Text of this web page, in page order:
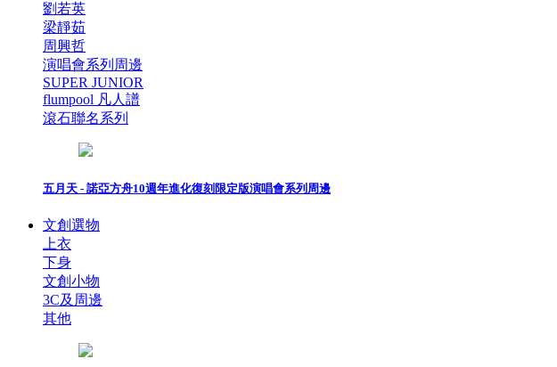
劉若英
梁靜茹
周興哲
演唱會系列周邊
SUPER JUNIOR
flumpool 凡人譜
滾石聯名系列
五月天 - 諾亞方舟10週年進化復刻限定版演唱會系列周邊
文創選物
上衣
下身
文創小物
3C及周邊
其他